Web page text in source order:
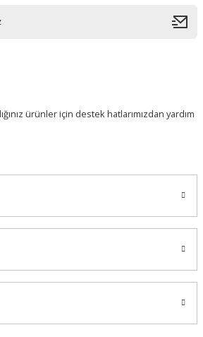
ürünler için destek hatlarımızdan yardım